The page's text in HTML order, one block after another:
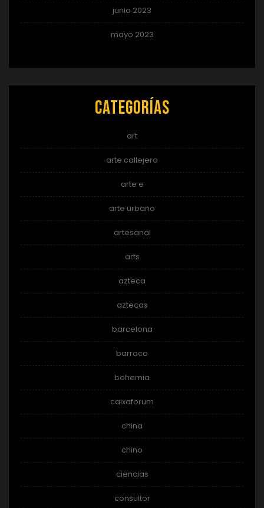
junio 2023
mayo 2023
Categorías
art
arte callejero
arte e
arte urbano
artesanal
arts
azteca
aztecas
barcelona
barroco
bohemia
caixaforum
china
chino
ciencias
consultor